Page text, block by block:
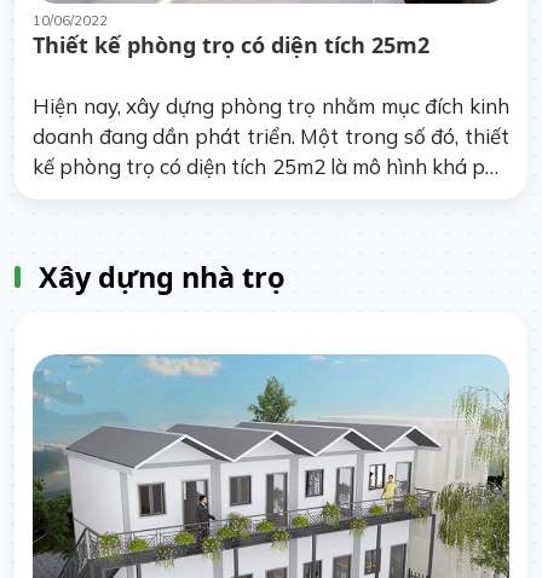
10/06/2022
Thiết kế phòng trọ có diện tích 25m2
Hiện nay, xây dựng phòng trọ nhằm mục đích kinh
doanh đang dần phát triển. Một trong số đó, thiết
kế phòng trọ có diện tích 25m2 là mô hình khá phổ
Xây dựng nhà trọ